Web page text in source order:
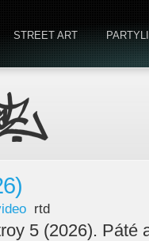
STREET ART
rtd
5 (2026). Páté